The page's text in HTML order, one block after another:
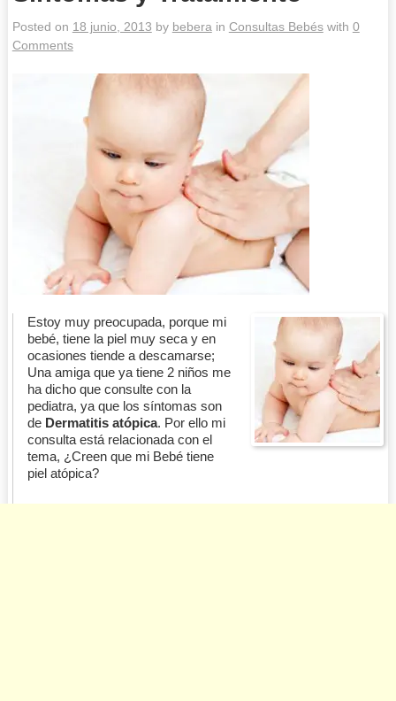
Posted on 18 junio, 2013 by bebera in Consultas Bebés with 0
Comments
Estoy muy preocupada, porque mi
bebé, tiene la piel muy seca y en
ocasiones tiende a descamarse;
Una amiga que ya tiene 2 niños me
ha dicho que consulte con la
pediatra, ya que los síntomas son
de Dermatitis atópica. Por ello mi
consulta está relacionada con el
tema, ¿Creen que mi Bebé tiene
piel atópica?